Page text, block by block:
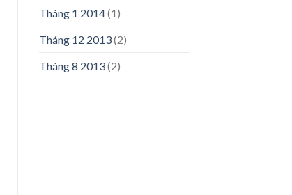
Tháng 1 2014(1)
Tháng 12 2013(2)
Tháng 8 2013(2)